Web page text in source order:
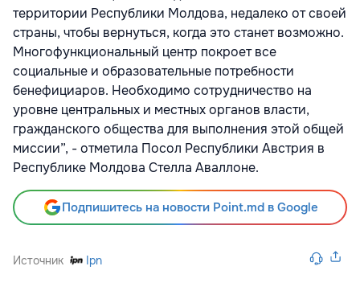
территории Республики Молдова, недалеко от своей
страны, чтобы вернуться, когда это станет возможно.
Многофункциональный центр покроет все
социальные и образовательные потребности
бенефициаров. Необходимо сотрудничество на
уровне центральных и местных органов власти,
гражданского общества для выполнения этой общей
миссии”, - отметила Посол Республики Австрия в
Республике Молдова Стелла Аваллоне.
Подпишитесь на новости Point.md в Google
Источник Ipn